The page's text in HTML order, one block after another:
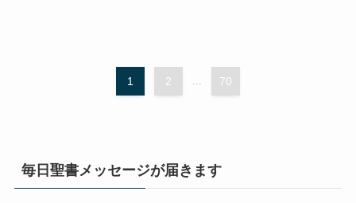
1 2 ... 70
毎日聖書メッセージが届きます